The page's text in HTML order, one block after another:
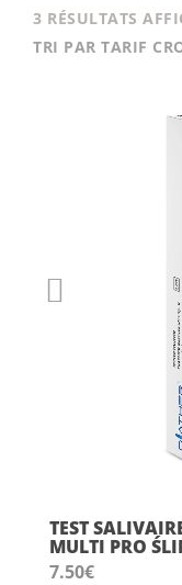
3 RÉSULTATS
TRI PAR TARIF
TEST
MULTI PRO
7.50€